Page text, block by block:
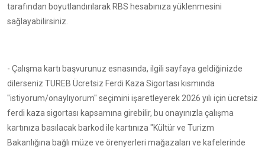
tarafından boyutlandırılarak RBS hesabınıza yüklenmesini
sağlayabilirsiniz.
- Çalışma kartı başvurunuz esnasında, ilgili sayfaya geldiğinizde
dilerseniz TUREB Ücretsiz Ferdi Kaza Sigortası kısmında
"istiyorum/onaylıyorum" seçimini işaretleyerek 2026 yılı için ücretsiz
ferdi kaza sigortası kapsamına girebilir, bu onayınızla çalışma
kartınıza basılacak barkod ile kartınıza "Kültür ve Turizm
Bakanlığına bağlı müze ve örenyerleri mağazaları ve kafelerinde